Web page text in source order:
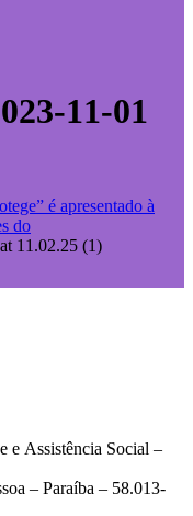
11-01
é apresentado à
do
11.02.25 (1)
e Assistência Social –
– Paraíba – 58.013-